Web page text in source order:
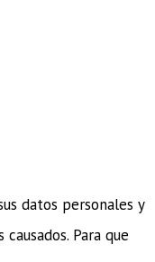
datos personales y
Para que